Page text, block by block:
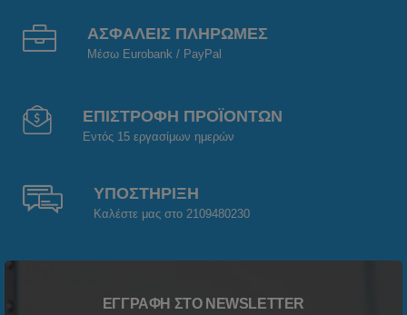
ΑΣΦΑΛΕΙΣ ΠΛΗΡΩΜΕΣ
Μέσω Eurobank / PayPal
ΕΠΙΣΤΡΟΦΗ ΠΡΟΪΟΝΤΩΝ
Εντός 15 εργασίμων ημερών
ΥΠΟΣΤΗΡΙΞΗ
Καλέστε μας στο 2109480230
ΕΓΓΡΑΦΉ ΣΤΟ NEWSLETTER